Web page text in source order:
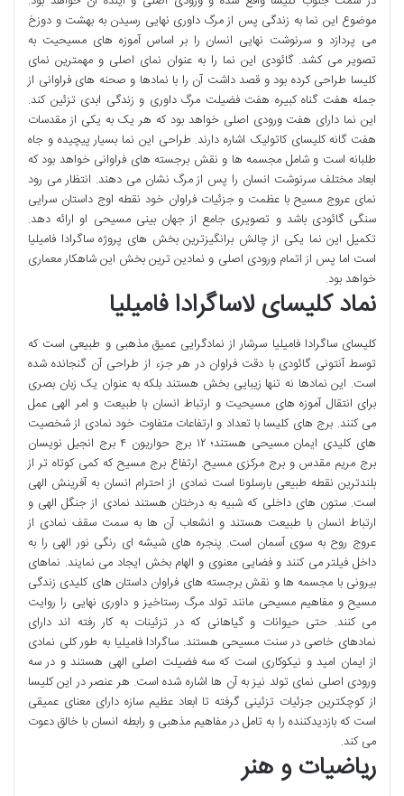
موضوع این نما به زندگی پس از مرگ داوری نهایی رسیدن به بهشت و دوزخ
می پردازد و سرنوشت نهایی انسان را بر اساس آموزه های مسیحیت به
تصویر می کشد. گائودی این نما را به عنوان نمای اصلی و مهمترین نمای
کلیسا طراحی کرده بود و قصد داشت آن را با نمادها و صحنه های فراوانی از
جمله هفت گناه کبیره هفت فضیلت مرگ داوری و زندگی ابدی تزئین کند.
این نما دارای هفت ورودی اصلی خواهد بود که هر یک به یکی از مقدسات
هفت گانه کلیسای کاتولیک اشاره دارند. طراحی این نما بسیار پیچیده و جاه
طلبانه است و شامل مجسمه ها و نقش برجسته های فراوانی خواهد بود که
ابعاد مختلف سرنوشت انسان را پس از مرگ نشان می دهند. انتظار می رود
نمای عروج مسیح با عظمت و جزئیات فراوان خود نقطه اوج داستان سرایی
سنگی گائودی باشد و تصویری جامع از جهان بینی مسیحی او ارائه دهد.
تکمیل این نما یکی از چالش برانگیزترین بخش های پروژه ساگرادا فامیلیا
است اما پس از اتمام ورودی اصلی و نمادین ترین بخش این شاهکار معماری
خواهد بود.
نماد کلیسای لاساگرادا فامیلیا
کلیسای ساگرادا فامیلیا سرشار از نمادگرایی عمیق مذهبی و طبیعی است که
توسط آنتونی گائودی با دقت فراوان در هر جزء از طراحی آن گنجانده شده
است. این نمادها نه تنها زیبایی بخش هستند بلکه به عنوان یک زبان بصری
برای انتقال آموزه های مسیحیت و ارتباط انسان با طبیعت و امر الهی عمل
می کنند. برج های کلیسا با تعداد و ارتفاعات متفاوت خود نمادی از شخصیت
های کلیدی ایمان مسیحی هستند؛ ۱۲ برج حواریون ۴ برج انجیل نویسان
برج مریم مقدس و برج مرکزی مسیح. ارتفاع برج مسیح که کمی کوتاه تر از
بلندترین نقطه طبیعی بارسلونا است نمادی از احترام انسان به آفرینش الهی
است. ستون های داخلی که شبیه به درختان هستند نمادی از جنگل الهی و
ارتباط انسان با طبیعت هستند و انشعاب آن ها به سمت سقف نمادی از
عروج روح به سوی آسمان است. پنجره های شیشه ای رنگی نور الهی را به
داخل فیلتر می کنند و فضایی معنوی و الهام بخش ایجاد می نمایند. نماهای
بیرونی با مجسمه ها و نقش برجسته های فراوان داستان های کلیدی زندگی
مسیح و مفاهیم مسیحی مانند تولد مرگ رستاخیز و داوری نهایی را روایت
می کنند. حتی حیوانات و گیاهانی که در تزئینات به کار رفته اند دارای
نمادهای خاصی در سنت مسیحی هستند. ساگرادا فامیلیا به طور کلی نمادی
از ایمان امید و نیکوکاری است که سه فضیلت اصلی الهی هستند و در سه
ورودی اصلی نمای تولد نیز به آن ها اشاره شده است. هر عنصر در این کلیسا
از کوچکترین جزئیات تزئینی گرفته تا ابعاد عظیم سازه دارای معنای عمیقی
است که بازدیدکننده را به تامل در مفاهیم مذهبی و رابطه انسان با خالق دعوت
می کند.
ریاضیات و هنر